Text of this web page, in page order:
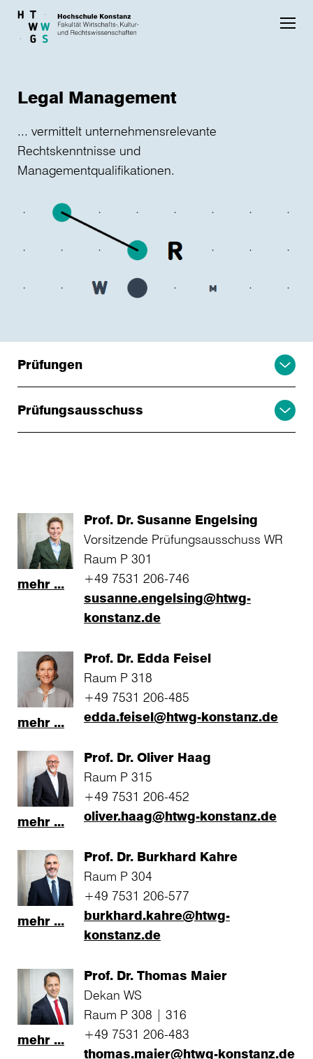
Skip to main content
Legal Management
... vermittelt unternehmensrelevante
Rechtskenntnisse und
Managementqualifikationen.
Prüfungen
Prüfungsausschuss
mehr ...
Prof. Dr. Susanne Engelsing
Vorsitzende Prüfungsausschuss WR
Raum P 301
+49 7531 206-746
susanne.engelsing@htwg-
konstanz.de
mehr ...
Prof. Dr. Edda Feisel
Raum P 318
+49 7531 206-485
edda.feisel@htwg-konstanz.de
mehr ...
Prof. Dr. Oliver Haag
Raum P 315
+49 7531 206-452
oliver.haag@htwg-konstanz.de
mehr ...
Prof. Dr. Burkhard Kahre
Raum P 304
+49 7531 206-577
burkhard.kahre@htwg-
konstanz.de
mehr ...
Prof. Dr. Thomas Maier
Dekan WS
Raum P 308 | 316
+49 7531 206-483
thomas.maier@htwg-konstanz.de